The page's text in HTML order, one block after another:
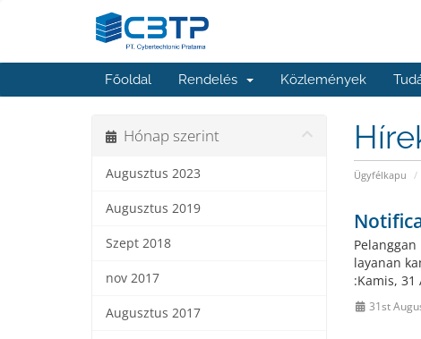
Főoldal Rendelés Közlemények
Ügyfélkapu
Hónap szerint
Augusztus 2023
Augusztus 2019
Szept 2018
nov 2017
Augusztus 2017
layanan
:Kamis,
31st